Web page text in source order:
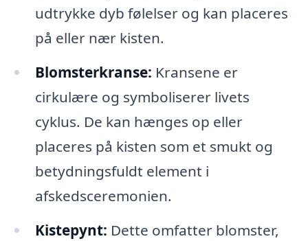
udtrykke dyb følelser og kan placeres
på eller nær kisten.
Blomsterkranse: Kransene er
cirkulære og symboliserer livets
cyklus. De kan hænges op eller
placeres på kisten som et smukt og
betydningsfuldt element i
afskedsceremonien.
Kistepynt: Dette omfatter blomster,